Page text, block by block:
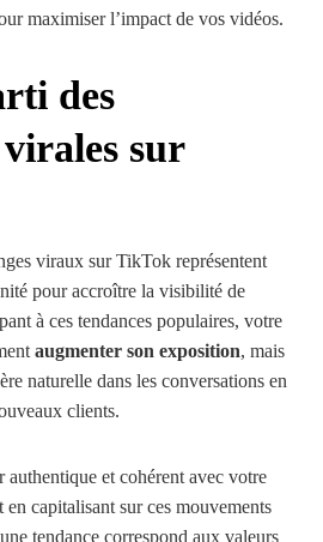
maximiser l’impact de vos vidéos.
des
sur
viraux sur TikTok représentent
pour accroître la visibilité de
à ces tendances populaires, votre
augmenter son exposition, mais
naturelle dans les conversations en
clients.
authentique et cohérent avec votre
en capitalisant sur ces mouvements
tendance correspond aux valeurs